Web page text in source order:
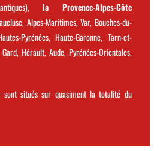
la Provence-Alpes-Côte
Alpes-Maritimes, Var, Bouches-du-
Pyrénées, Haute-Garonne, Tarn-et-
Hérault, Aude, Pyrénées-Orientales,
sont situés sur quasiment la totalité du